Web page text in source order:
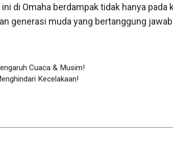
di Omaha berdampak tidak hanya pada
generasi muda yang bertanggung
Cuaca & Musim!
Kecelakaan!